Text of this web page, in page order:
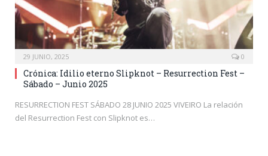
29 JUNIO, 2025 0
Crónica: Idilio eterno Slipknot – Resurrection Fest –
Sábado – Junio 2025
RESURRECTION FEST SÁBADO 28 JUNIO 2025 VIVEIRO La relación
del Resurrection Fest con Slipknot es…